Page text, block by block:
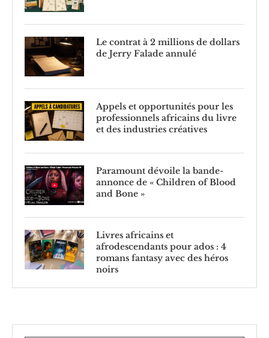
Le contrat à 2 millions de dollars
de Jerry Falade annulé
Appels et opportunités pour les
professionnels africains du livre
et des industries créatives
Paramount dévoile la bande-
annonce de « Children of Blood
and Bone »
Livres africains et
afrodescendants pour ados : 4
romans fantasy avec des héros
noirs